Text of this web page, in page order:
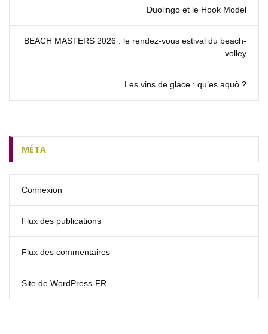
Duolingo et le Hook Model
BEACH MASTERS 2026 : le rendez‑vous estival du beach-
volley
Les vins de glace : qu’es aquò ?
MÉTA
Connexion
Flux des publications
Flux des commentaires
Site de WordPress-FR